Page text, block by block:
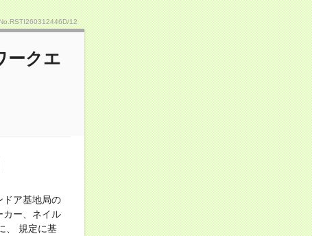
12
ークエ
ドア基地局の
ー、ネイル
、 規定に基